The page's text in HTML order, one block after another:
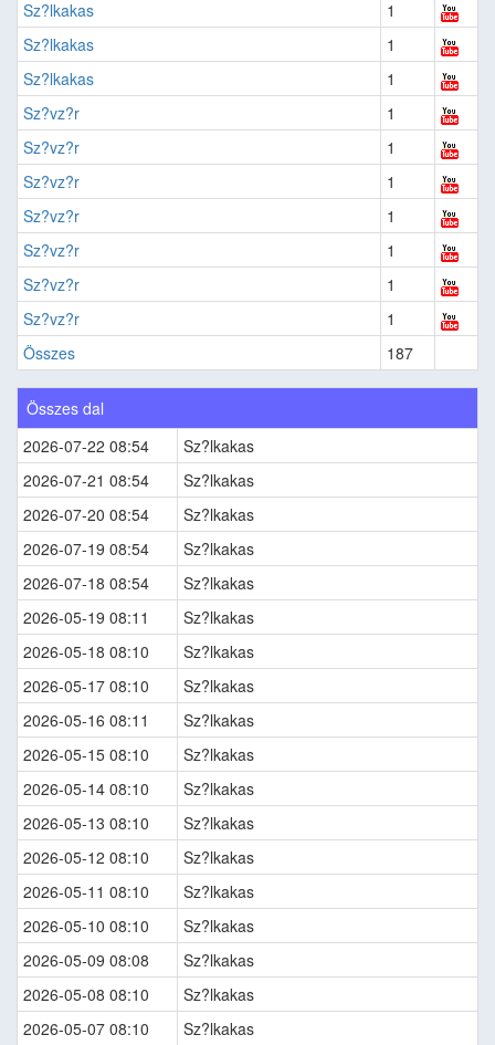
Sz?lkakas
1
Sz?lkakas
1
Sz?lkakas
1
Sz?vz?r
1
Sz?vz?r
1
Sz?vz?r
1
Sz?vz?r
1
Sz?vz?r
1
Sz?vz?r
1
Sz?vz?r
1
Összes
187
Összes dal
2026-07-22 08:54
Sz?lkakas
2026-07-21 08:54
Sz?lkakas
2026-07-20 08:54
Sz?lkakas
2026-07-19 08:54
Sz?lkakas
2026-07-18 08:54
Sz?lkakas
2026-05-19 08:11
Sz?lkakas
2026-05-18 08:10
Sz?lkakas
2026-05-17 08:10
Sz?lkakas
2026-05-16 08:11
Sz?lkakas
2026-05-15 08:10
Sz?lkakas
2026-05-14 08:10
Sz?lkakas
2026-05-13 08:10
Sz?lkakas
2026-05-12 08:10
Sz?lkakas
2026-05-11 08:10
Sz?lkakas
2026-05-10 08:10
Sz?lkakas
2026-05-09 08:08
Sz?lkakas
2026-05-08 08:10
Sz?lkakas
2026-05-07 08:10
Sz?lkakas